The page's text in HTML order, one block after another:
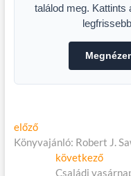
találod meg. Kattints
Bejegyzés
navigáció
előzőElőző
cikk:
Könyvajánló: Robert J.
következő
cikk:
Családi